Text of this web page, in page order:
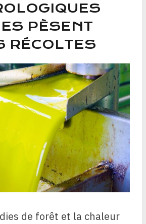
PÈSENT
RÉCOLTES
de forêt et la chaleur